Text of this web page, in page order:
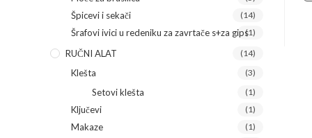
Špicevi i sekači (14)
Šrafovi ivici u redeniku za zavrtače s+za gips(1)
RUČNI ALAT (14)
Klešta (3)
Setovi klešta (1)
Ključevi (1)
Makaze (1)